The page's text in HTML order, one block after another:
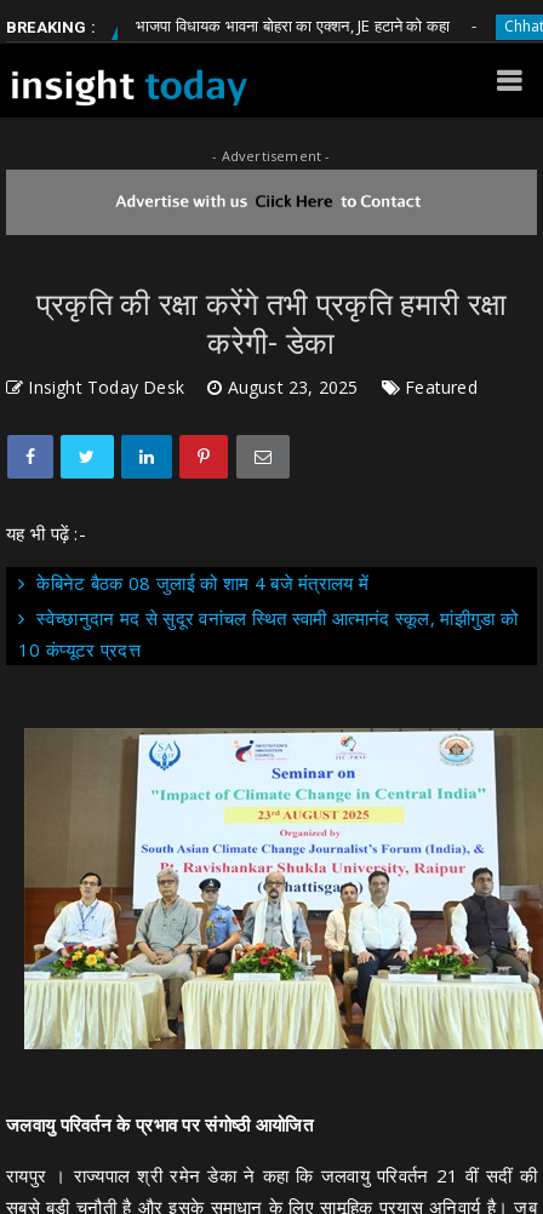
BREAKING :भाजपा विधायक भावना बोहरा का एक्शन, JE हटाने को कहा Chhattisgarh
- Advertisement -
प्रकृति की रक्षा करेंगे तभी प्रकृति हमारी रक्षा
करेगी- डेका
Insight Today Desk August 23, 2025 Featured
यह भी पढ़ें :-
केबिनेट बैठक 08 जुलाई को शाम 4 बजे मंत्रालय में
स्वेच्छानुदान मद से सुदूर वनांचल स्थित स्वामी आत्मानंद स्कूल, मांझीगुडा को
10 कंप्यूटर प्रदत्त
जलवायु परिवर्तन के प्रभाव पर संगोष्ठी आयोजित
रायपुर । राज्यपाल श्री रमेन डेका ने कहा कि जलवायु परिवर्तन 21 वीं सदीं की
सबसे बड़ी चुनौती है और इसके समाधान के लिए सामूहिक प्रयास अनिवार्य है। जब